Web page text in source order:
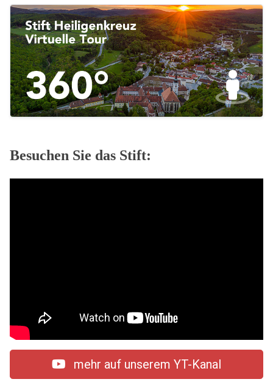
Besuchen Sie das Stift:
mehr auf unserem YT-Kanal